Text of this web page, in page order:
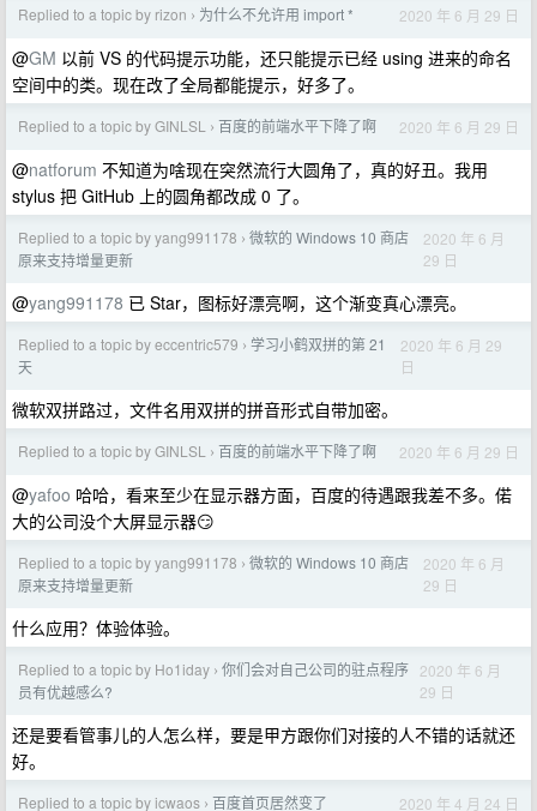
Replied to a topic by rizon › 为什么不允许用 import * 2020 年 6 月 29 日
@GM 以前 VS 的代码提示功能，还只能提示已经 using 进来的命名
空间中的类。现在改了全局都能提示，好多了。
Replied to a topic by GINLSL › 百度的前端水平下降了啊 2020 年 6 月 29 日
@natforum 不知道为啥现在突然流行大圆角了，真的好丑。我用
stylus 把 GitHub 上的圆角都改成 0 了。
Replied to a topic by yang991178 › 微软的 Windows 10 商店
原来支持增量更新
2020 年 6 月
29 日
@yang991178 已 Star，图标好漂亮啊，这个渐变真心漂亮。
Replied to a topic by eccentric579 › 学习小鹤双拼的第 21
天
2020 年 6 月 29
日
微软双拼路过，文件名用双拼的拼音形式自带加密。
Replied to a topic by GINLSL › 百度的前端水平下降了啊 2020 年 6 月 29 日
@yafoo 哈哈，看来至少在显示器方面，百度的待遇跟我差不多。偌
大的公司没个大屏显示器😏
Replied to a topic by yang991178 › 微软的 Windows 10 商店
原来支持增量更新
2020 年 6 月
29 日
什么应用？体验体验。
Replied to a topic by Ho1iday › 你们会对自己公司的驻点程序
员有优越感么?
2020 年 6 月
29 日
还是要看管事儿的人怎么样，要是甲方跟你们对接的人不错的话就还
好。
Replied to a topic by icwaos › 百度首页居然变了 2020 年 4 月 24 日